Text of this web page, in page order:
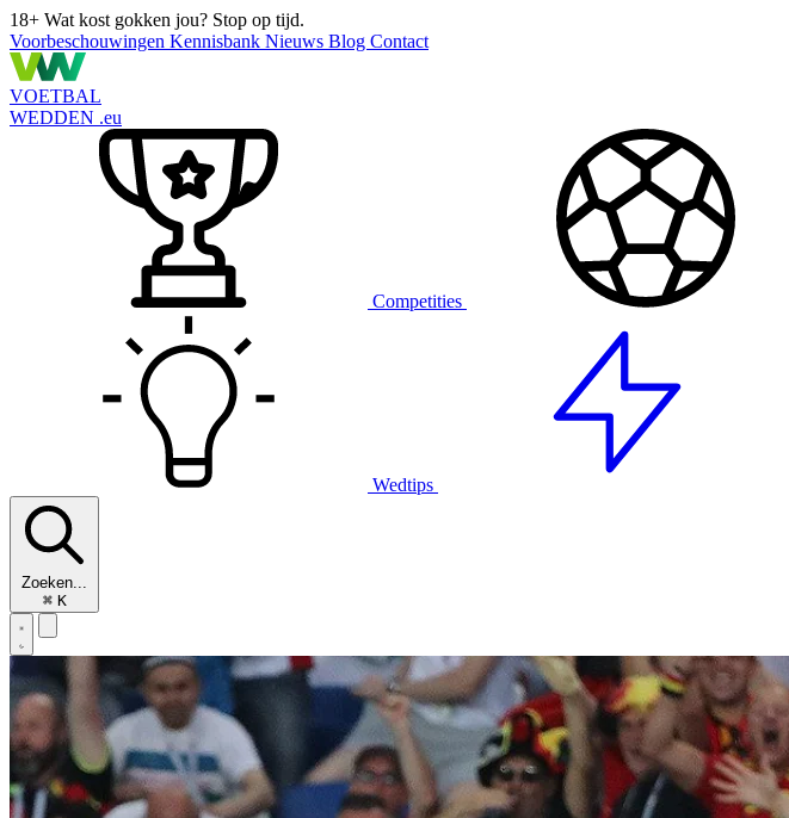
18+ Wat kost gokken jou? Stop op tijd.
Voorbeschouwingen Kennisbank Nieuws Blog Contact
VOETBAL
WEDDEN .eu
Competities
Wedtips
Zoeken...
⌘ K